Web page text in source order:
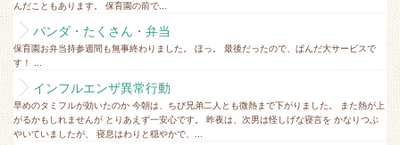
んだこともあります。 保育園の前で...
パンダ・たくさん・弁当
保育園お弁当持参週間も無事終わりました。 ほっ。 最後だったので、ぱんだ大サービスで
す！ ...
インフルエンザ異常行動
早めのタミフルが効いたのか 今朝は、ちび兄弟二人とも微熱まで下がりました。 また熱が上
がるかもしれませんが とりあえず一安心です。 昨夜は、次男は怪しげな寝言を かなりつぶ
やいていましたが、 寝息はわりと穏やかで、...